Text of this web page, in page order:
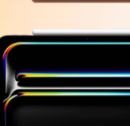
Smart Folio